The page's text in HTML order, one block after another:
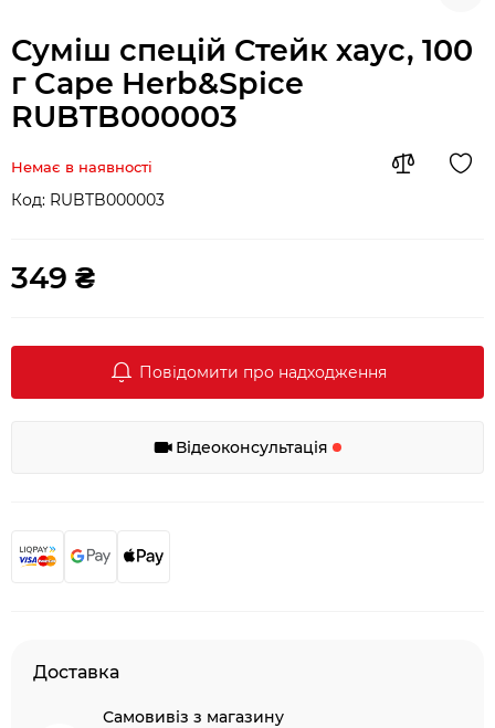
Суміш спецій Стейк хаус, 100
г Cape Herb&Spice
RUBTB000003
Немає в наявності
Код: RUBTB000003
349 ₴
Повідомити про надходження
Відеоконсультація
Доставка
Самовивіз з магазину